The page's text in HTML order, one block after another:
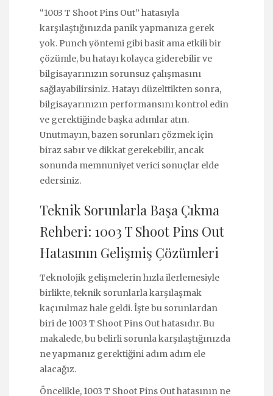
“1003 T Shoot Pins Out” hatasıyla
karşılaştığınızda panik yapmanıza gerek
yok. Punch yöntemi gibi basit ama etkili bir
çözümle, bu hatayı kolayca giderebilir ve
bilgisayarınızın sorunsuz çalışmasını
sağlayabilirsiniz. Hatayı düzelttikten sonra,
bilgisayarınızın performansını kontrol edin
ve gerektiğinde başka adımlar atın.
Unutmayın, bazen sorunları çözmek için
biraz sabır ve dikkat gerekebilir, ancak
sonunda memnuniyet verici sonuçlar elde
edersiniz.
Teknik Sorunlarla Başa Çıkma
Rehberi: 1003 T Shoot Pins Out
Hatasının Gelişmiş Çözümleri
Teknolojik gelişmelerin hızla ilerlemesiyle
birlikte, teknik sorunlarla karşılaşmak
kaçınılmaz hale geldi. İşte bu sorunlardan
biri de 1003 T Shoot Pins Out hatasıdır. Bu
makalede, bu belirli sorunla karşılaştığınızda
ne yapmanız gerektiğini adım adım ele
alacağız.
Öncelikle, 1003 T Shoot Pins Out hatasının ne